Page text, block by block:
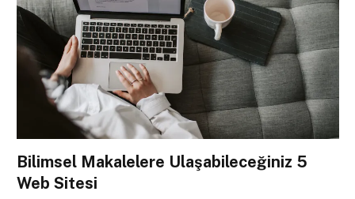
Bilimsel Makalelere Ulaşabileceğiniz 5
Web Sitesi